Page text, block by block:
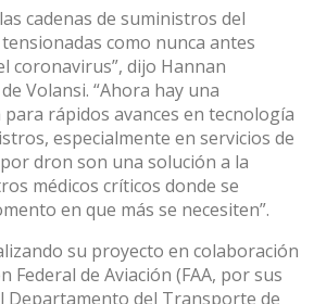
cadenas de suministros del
como nunca antes
coronavirus”, dijo Hannan
Volansi. “Ahora hay una
para rápidos avances en tecnología
especialmente en servicios de
dron son una solución a la
médicos críticos donde se
en que más se necesiten”.
su proyecto en colaboración
Federal de Aviación (FAA, por sus
Departamento del Transporte de